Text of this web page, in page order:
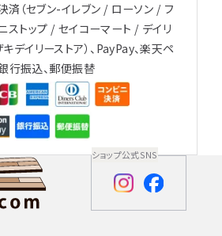
済（セブン-イレブン / ローソン / フ
ストップ / セイコーマート / デイリ
デイリーストア）、PayPay、楽天ペ
行振込、郵便振替
ショップ公式SNS